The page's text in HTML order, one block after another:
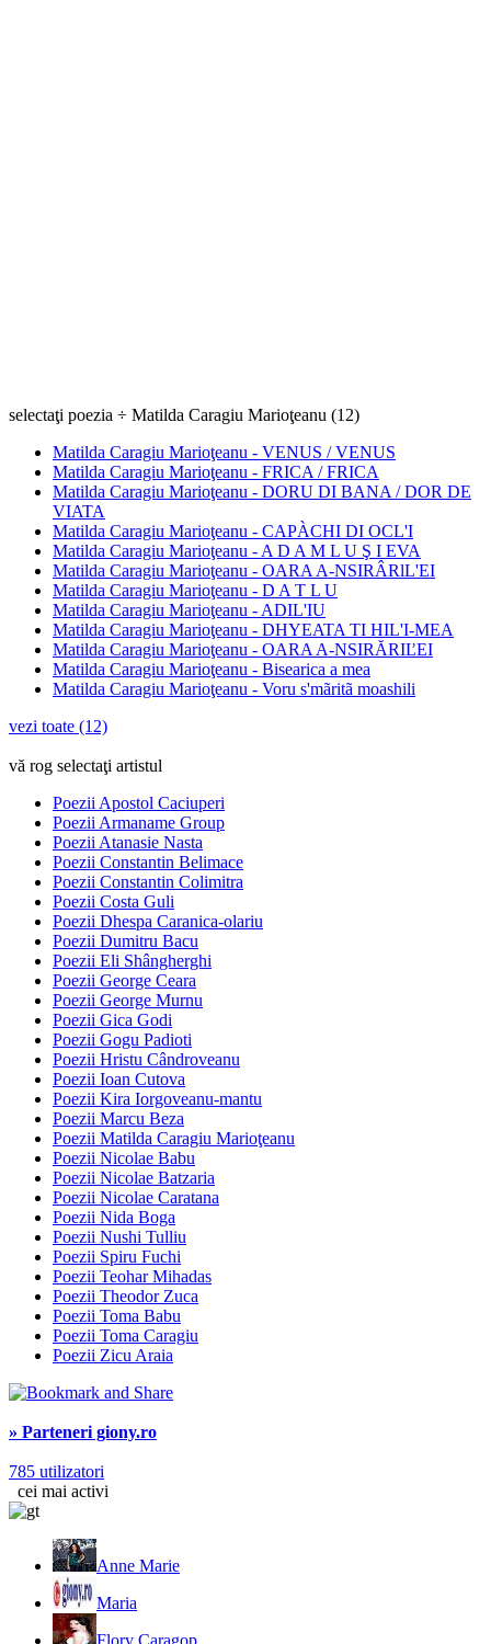
selectaţi poezia ÷ Matilda Caragiu Marioţeanu (12)
Matilda Caragiu Marioţeanu - VENUS / VENUS
Matilda Caragiu Marioţeanu - FRICA / FRICA
Matilda Caragiu Marioţeanu - DORU DI BANA / DOR DE
VIATA
Matilda Caragiu Marioţeanu - CAPÀCHI DI OCL'I
Matilda Caragiu Marioţeanu - A D A M L U Ş I EVA
Matilda Caragiu Marioţeanu - OARA A-NSIRÂRlL'EI
Matilda Caragiu Marioţeanu - D A T L U
Matilda Caragiu Marioţeanu - ADIL'IU
Matilda Caragiu Marioţeanu - DHYEATA TI HIL'I-MEA
Matilda Caragiu Marioţeanu - OARA A-NSIRĂRIĽEI
Matilda Caragiu Marioţeanu - Bisearica a mea
Matilda Caragiu Marioţeanu - Voru s'mãritã moashili
vezi toate (12)
vă rog selectaţi artistul
Poezii Apostol Caciuperi
Poezii Armaname Group
Poezii Atanasie Nasta
Poezii Constantin Belimace
Poezii Constantin Colimitra
Poezii Costa Guli
Poezii Dhespa Caranica-olariu
Poezii Dumitru Bacu
Poezii Eli Shângherghi
Poezii George Ceara
Poezii George Murnu
Poezii Gica Godi
Poezii Gogu Padioti
Poezii Hristu Cândroveanu
Poezii Ioan Cutova
Poezii Kira Iorgoveanu-mantu
Poezii Marcu Beza
Poezii Matilda Caragiu Marioţeanu
Poezii Nicolae Babu
Poezii Nicolae Batzaria
Poezii Nicolae Caratana
Poezii Nida Boga
Poezii Nushi Tulliu
Poezii Spiru Fuchi
Poezii Teohar Mihadas
Poezii Theodor Zuca
Poezii Toma Babu
Poezii Toma Caragiu
Poezii Zicu Araia
» Parteneri giony.ro
785 utilizatori
cei mai activi
Anne Marie
Maria
Flory Caragop